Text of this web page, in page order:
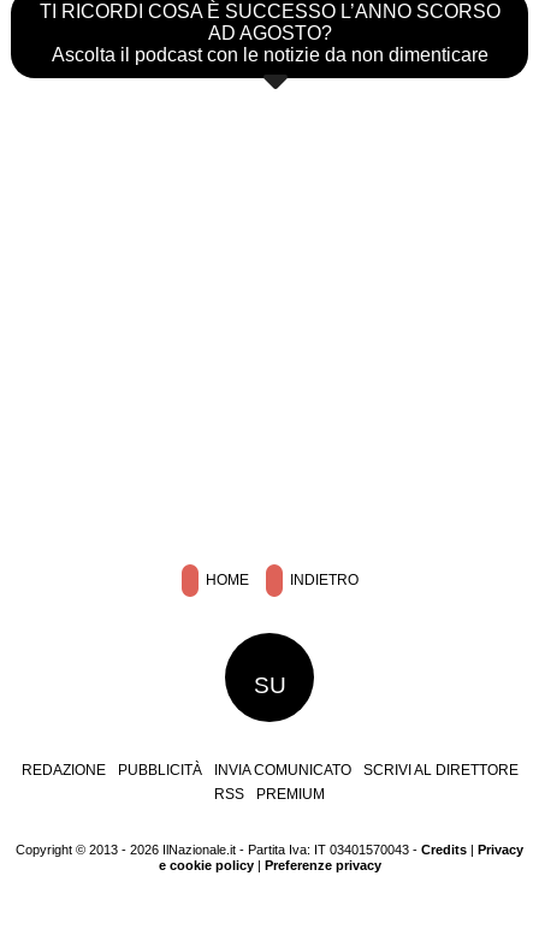
TI RICORDI COSA È SUCCESSO L’ANNO SCORSO
AD AGOSTO?
Ascolta il podcast con le notizie da non dimenticare
HOME INDIETRO
SU
REDAZIONE PUBBLICITÀ INVIA COMUNICATO
SCRIVI AL DIRETTORE
RSS
PREMIUM
Copyright © 2013 - 2026 IlNazionale.it - Partita Iva: IT 03401570043 - Credits | Privacy
e cookie policy| Preferenze privacy